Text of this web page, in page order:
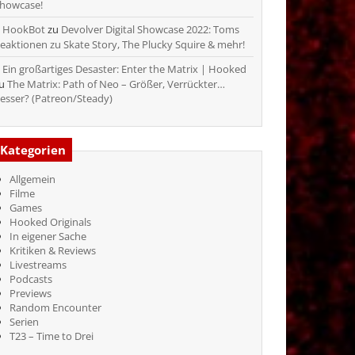
HookBotzu Devolver Digital Showcase 2022: Toms
zu Skate Story, The Plucky Squire & mehr!
Ein großartiges Desaster: Enter the Matrix | Hooked
The Matrix: Path of Neo – Größer, Verrückter…
(Patreon/Steady)
Kategorien
Allgemein
Filme
Games
Hooked Originals
In eigener Sache
Kritiken & Reviews
Livestreams
Podcasts
Previews
Random Encounter
Serien
T23 – Time to Drei